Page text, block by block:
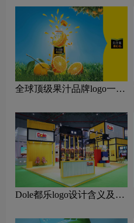
全球顶级果汁品牌logo一
Dole都乐logo设计含义及果